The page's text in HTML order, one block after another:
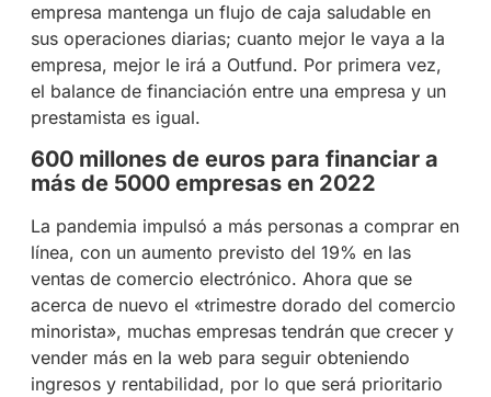
empresa mantenga un flujo de caja saludable en
sus operaciones diarias; cuanto mejor le vaya a la
empresa, mejor le irá a Outfund. Por primera vez,
el balance de financiación entre una empresa y un
prestamista es igual.
600 millones de euros para financiar a
más de 5000 empresas en 2022
La pandemia impulsó a más personas a comprar en
línea, con un aumento previsto del 19% en las
ventas de comercio electrónico. Ahora que se
acerca de nuevo el «trimestre dorado del comercio
minorista», muchas empresas tendrán que crecer y
vender más en la web para seguir obteniendo
ingresos y rentabilidad, por lo que será prioritario